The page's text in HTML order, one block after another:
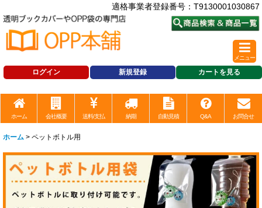
適格事業者登録番号：T9130001030867
ログイン 新規登録 カートを見る
メニュー
ホーム 会社概要 送料/支払 納期 自動見積 Q&A お問合せ
ホーム > ペットボトル用